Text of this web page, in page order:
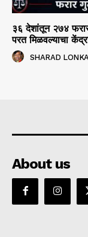
३६ देशांतून २७४
परत मिळवल्याचा
SHARAD
About us